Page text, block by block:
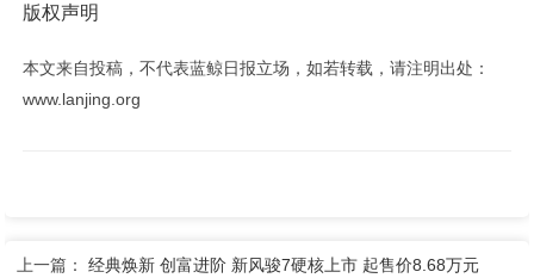
版权声明
本文来自投稿，不代表蓝鲸日报立场，如若转载，请注明出处：
www.lanjing.org
上一篇：经典焕新 创富进阶 新风骏7硬核上市 起售价8.68万元